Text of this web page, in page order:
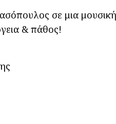
σε μια μουσική
& πάθος!